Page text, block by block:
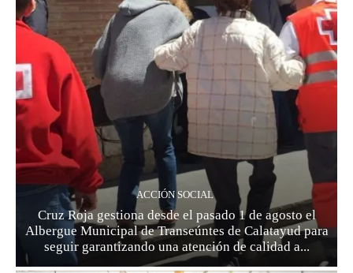
ACCIÓN SOCIAL
Cruz Roja gestiona desde el pasado 1 de agosto el
Albergue Municipal de Transeúntes de Calatayud para
seguir garantizando una atención de calidad a...